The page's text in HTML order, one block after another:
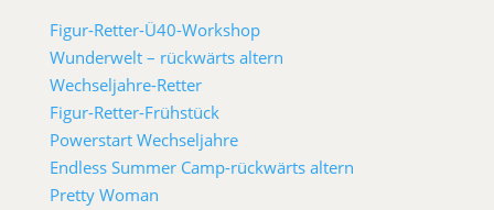
Figur-Retter-Ü40-Workshop
Wunderwelt – rückwärts altern
Wechseljahre-Retter
Figur-Retter-Frühstück
Powerstart Wechseljahre
Endless Summer Camp-rückwärts altern
Pretty Woman